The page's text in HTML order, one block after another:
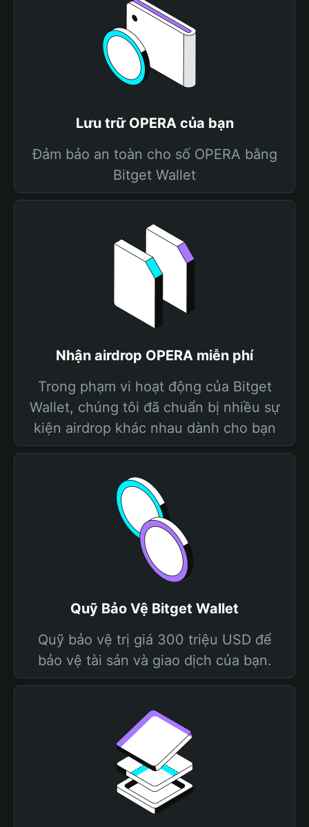
Lưu trữ OPERA của bạn
Đảm bảo an toàn cho số OPERA bằng
Bitget Wallet
Nhận airdrop OPERA miễn phí
Trong phạm vi hoạt động của Bitget
Wallet, chúng tôi đã chuẩn bị nhiều sự
kiện airdrop khác nhau dành cho bạn
Quỹ Bảo Vệ Bitget Wallet
Quỹ bảo vệ trị giá 300 triệu USD để
bảo vệ tài sản và giao dịch của bạn.